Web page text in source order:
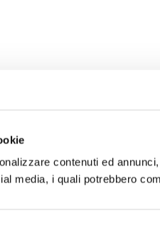
contenuti ed
media, i quali potrebbero